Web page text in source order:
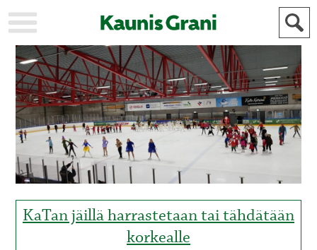
KAUPUNKI
STADEN
AJANKOHTAISTA
AKTUELLT
URHEILU
IDROTT
KULTTUURI
KULTUR
HISTORIA
HISTORIA
YLEINEN
ALLMÄN
MAINOSTAJILLE
FÖR
ANNONSÖRER
KaTan jäillä harrastetaan tai tähdätään
korkealle